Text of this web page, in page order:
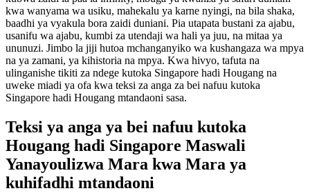
kwa wanyama wa usiku, mahekalu ya karne nyingi, na bila shaka,
baadhi ya vyakula bora zaidi duniani. Pia utapata bustani za ajabu,
usanifu wa ajabu, kumbi za utendaji wa hali ya juu, na mitaa ya
ununuzi. Jimbo la jiji hutoa mchanganyiko wa kushangaza wa mpya
na ya zamani, ya kihistoria na mpya. Kwa hivyo, tafuta na
ulinganishe tikiti za ndege kutoka Singapore hadi Hougang na
uweke miadi ya ofa kwa teksi za anga za bei nafuu kutoka
Singapore hadi Hougang mtandaoni sasa.
Teksi ya anga ya bei nafuu kutoka
Hougang hadi Singapore Maswali
Yanayoulizwa Mara kwa Mara ya
kuhifadhi mtandaoni